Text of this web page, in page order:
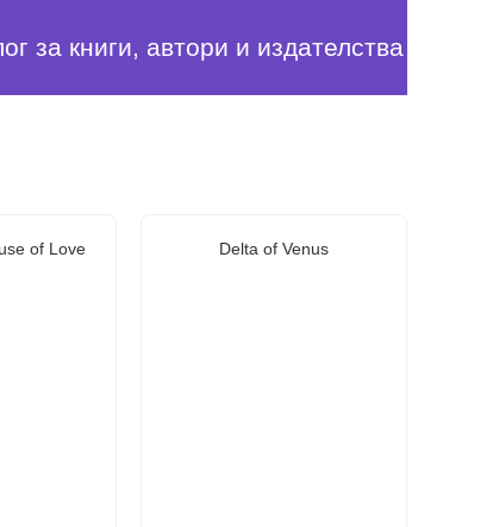
за книги, автори и издателства
of Love Delta of Venus